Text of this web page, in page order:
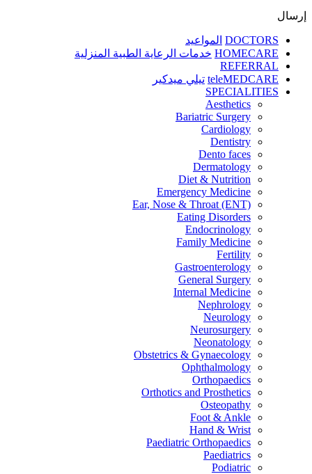
إرسال
DOCTORS المواعيد
HOMECARE خدمات الرعاية الطبية المنزلية
REFERRAL
teleMEDCARE تيلي ميدكير
SPECIALITIES
Aesthetics
Bariatric Surgery
Cardiology
Dentistry
Dento faces
Dermatology
Diet & Nutrition
Emergency Medicine
Ear, Nose & Throat (ENT)
Eating Disorders
Endocrinology
Family Medicine
Fertility
Gastroenterology
General Surgery
Internal Medicine
Nephrology
Neurology
Neurosurgery
Neonatology
Obstetrics & Gynaecology
Ophthalmology
Orthopaedics
Orthotics and Prosthetics
Osteopathy
Foot & Ankle
Hand & Wrist
Paediatric Orthopaedics
Paediatrics
Podiatric